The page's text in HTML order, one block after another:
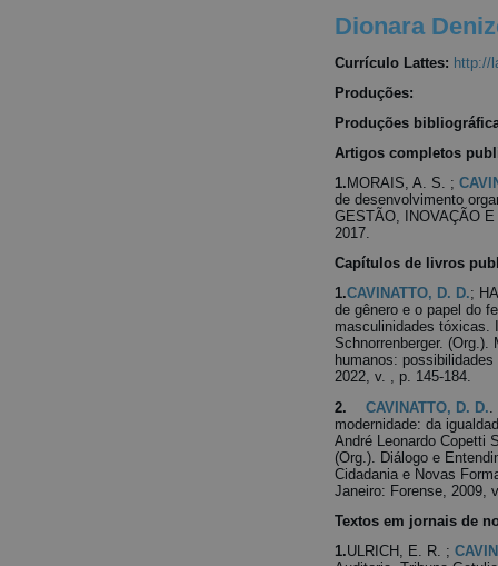
Dionara
Currículo Lattes: http://
Produções:
Produções
Artigos completos
1. MORAIS, A. S. ;
de desenvolvimento
GESTÃO, INOVAÇÃO
2017.
Capítulos de livros
1.CAVINATTO, D. D.;
de gênero e o papel do
masculinidades tóxicas.
Schnorrenberger.
humanos:
2022, v. , p. 145-184.
2.
CAVINATTO, D. D..
modernidade: da
André Leonardo Copetti
(Org.). Diálogo e
Cidadania e Novas
Janeiro: Forense, 2009,
Textos em jornais de
1.ULRICH, E. R. ;